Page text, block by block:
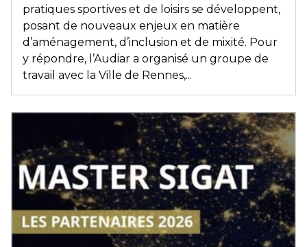
pratiques sportives et de loisirs se développent,
posant de nouveaux enjeux en matière
d’aménagement, d’inclusion et de mixité. Pour
y répondre, l’Audiar a organisé un groupe de
travail avec la Ville de Rennes,...